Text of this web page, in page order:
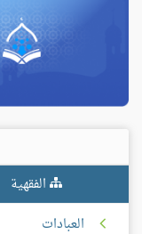
الفقهية
العبادات